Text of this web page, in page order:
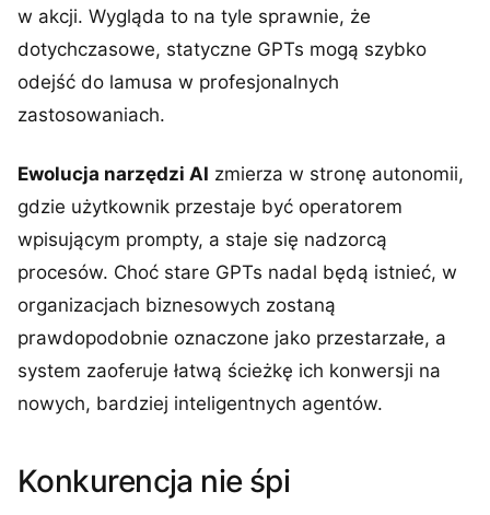
w akcji. Wygląda to na tyle sprawnie, że
dotychczasowe, statyczne GPTs mogą szybko
odejść do lamusa w profesjonalnych
zastosowaniach.
Ewolucja narzędzi AI zmierza w stronę autonomii,
gdzie użytkownik przestaje być operatorem
wpisującym prompty, a staje się nadzorcą
procesów. Choć stare GPTs nadal będą istnieć, w
organizacjach biznesowych zostaną
prawdopodobnie oznaczone jako przestarzałe, a
system zaoferuje łatwą ścieżkę ich konwersji na
nowych, bardziej inteligentnych agentów.
Konkurencja nie śpi